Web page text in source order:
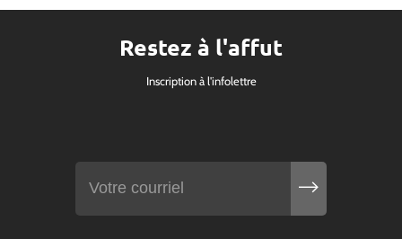
Restez à l'affut
Inscription à l'infolettre